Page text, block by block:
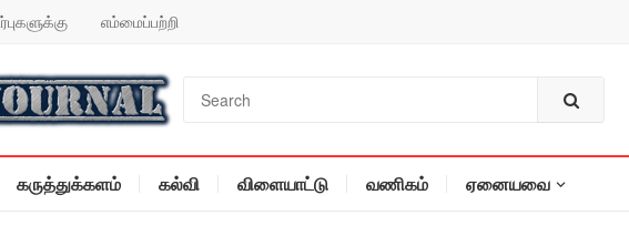
எம்மைப்பற்றி
கருத்துக்களம் கல்வி விளையாட்டு வணிகம் ஏனையவை